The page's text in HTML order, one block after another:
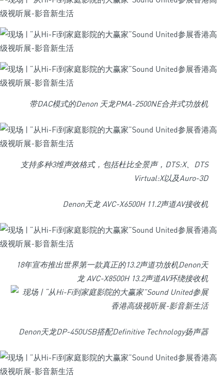
带DAC模式的Denon 天龙PMA-2500NE合并式功放机
支持多种3维声效格式，包括杜比全景声，DTS:X、DTS
Virtual:X以及Auro-3D
Denon天龙 AVC-X6500H 11.2声道AV接收机
18年宣布推出世界第一款真正的13.2声道功放机Denon天
龙 AVC-X8500H 13.2声道AV环绕接收机
Denon天龙DP-450USB搭配Definitive Technology扬声器